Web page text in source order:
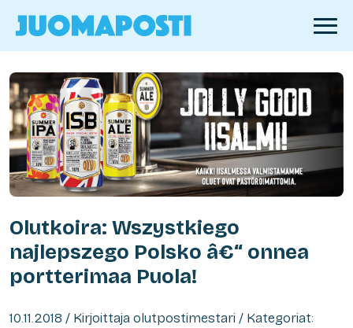
Olutkoira: Wszystkiego
najlepszego Polsko â€“ onnea
portterimaa Puola!
10.11.2018 / Kirjoittaja olutpostimestari / Kategoriat: